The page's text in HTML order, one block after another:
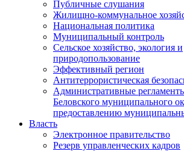
Публичные слушания
Жилищно-коммунальное
Национальная политика
Муниципальный контроль
Сельское хозяйство, экология и
природопользование
Эффективный регион
Антитеррористическая
Административные
Беловского муниципального
предоставлению
Власть
Электронное правительство
Резерв управленческих кадров